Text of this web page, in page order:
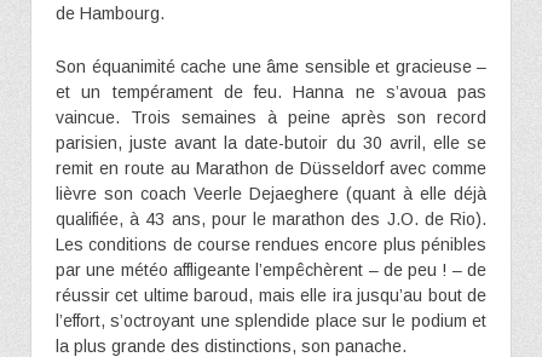
de Hambourg.
Son équanimité cache une âme sensible et gracieuse –
et un tempérament de feu. Hanna ne s’avoua pas
vaincue. Trois semaines à peine après son record
parisien, juste avant la date-butoir du 30 avril, elle se
remit en route au Marathon de Düsseldorf avec comme
lièvre son coach Veerle Dejaeghere (quant à elle déjà
qualifiée, à 43 ans, pour le marathon des J.O. de Rio).
Les conditions de course rendues encore plus pénibles
par une météo affligeante l’empêchèrent – de peu ! – de
réussir cet ultime baroud, mais elle ira jusqu’au bout de
l’effort, s’octroyant une splendide place sur le podium et
la plus grande des distinctions, son panache.